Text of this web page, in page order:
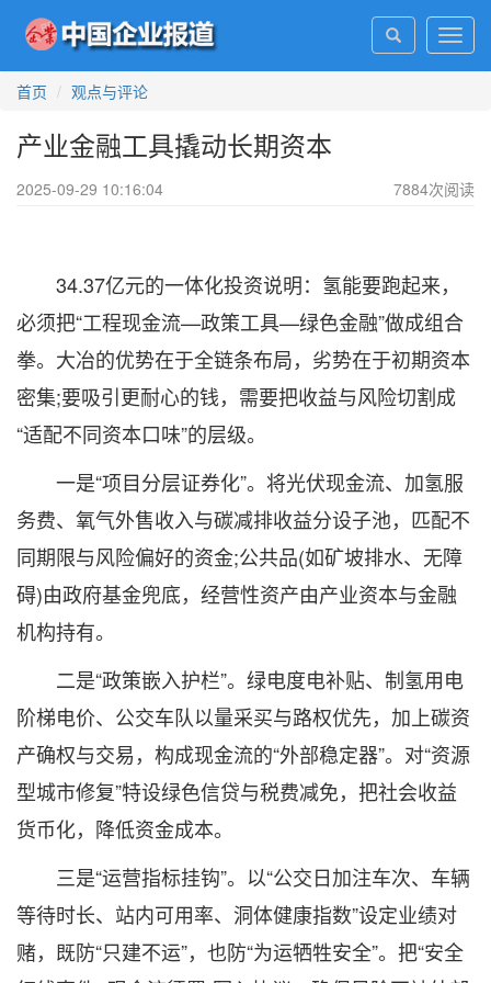
首页
观点与评论
产业金融工具撬动长期资本
2025-09-29 10:16:04 7884次阅读
34.37亿元的一体化投资说明：氢能要跑起来，
必须把“工程现金流—政策工具—绿色金融”做成组合
拳。大冶的优势在于全链条布局，劣势在于初期资本
密集;要吸引更耐心的钱，需要把收益与风险切割成
“适配不同资本口味”的层级。
一是“项目分层证券化”。将光伏现金流、加氢服
务费、氧气外售收入与碳减排收益分设子池，匹配不
同期限与风险偏好的资金;公共品(如矿坡排水、无障
碍)由政府基金兜底，经营性资产由产业资本与金融
机构持有。
二是“政策嵌入护栏”。绿电度电补贴、制氢用电
阶梯电价、公交车队以量采买与路权优先，加上碳资
产确权与交易，构成现金流的“外部稳定器”。对“资源
型城市修复”特设绿色信贷与税费减免，把社会收益
货币化，降低资金成本。
三是“运营指标挂钩”。以“公交日加注车次、车辆
等待时长、站内可用率、洞体健康指数”设定业绩对
赌，既防“只建不运”，也防“为运牺牲安全”。把“安全